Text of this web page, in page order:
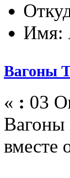
Имя:
Вагоны
« : 03
Вагоны
вместе